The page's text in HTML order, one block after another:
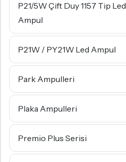
P21/5W Çift Duy 1157 Tip Led
Ampul
P21W / PY21W Led Ampul
Park Ampulleri
Plaka Ampulleri
Premio Plus Serisi